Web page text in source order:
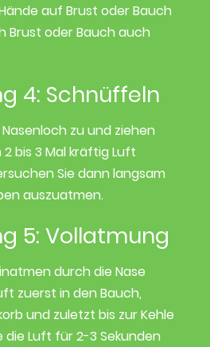
auf Brust oder Bauch
Brust oder Bauch auch
4: Schnüffeln
zu und ziehen
bis 3 Mal kräftig Luft
Sie dann langsam
auszuatmen.
5: Vollatmung
durch die Nase
zuerst in den Bauch,
und zuletzt bis zur Kehle
die Luft für 2-3 Sekunden